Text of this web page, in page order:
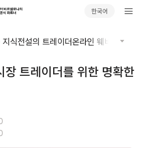
한국어
지식전설의 트레이더온라인 웨비나 글로
장 트레이더를 위한 명확한